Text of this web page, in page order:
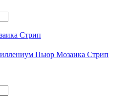
Пьюр Мозаика Стрип